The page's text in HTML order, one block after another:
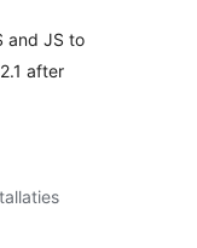
and JS to
after